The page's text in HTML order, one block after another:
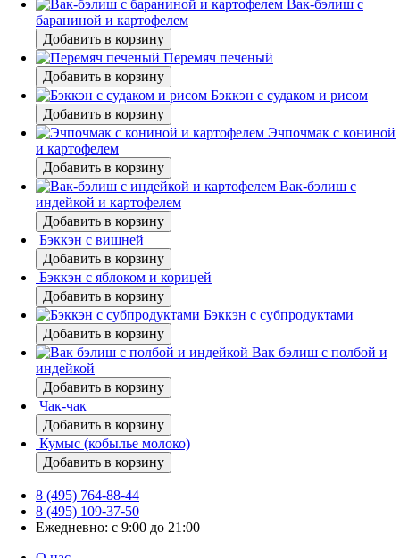
Вак-бэлиш с
бараниной и картофелем
Добавить в корзину
Перемяч печеный
Добавить в корзину
Бэккэн с судаком и рисом
Добавить в корзину
Эчпочмак с кониной
и картофелем
Добавить в корзину
Вак-бэлиш с
индейкой и картофелем
Добавить в корзину
Бэккэн с вишней
Добавить в корзину
Бэккэн с яблоком и корицей
Добавить в корзину
Бэккэн с субпродуктами
Добавить в корзину
Вак бэлиш с полбой и
индейкой
Добавить в корзину
Чак-чак
Добавить в корзину
Кумыс (кобылье молоко)
Добавить в корзину
8 (495) 764-88-44
8 (495) 109-37-50
Ежедневно: с 9:00 до 21:00